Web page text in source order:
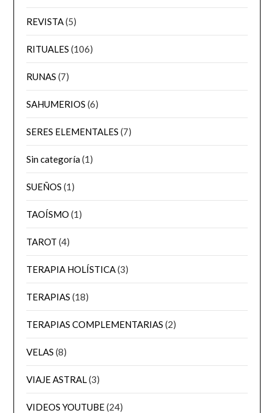
REVISTA(5)
RITUALES (106)
RUNAS (7)
SAHUMERIOS (6)
SERES ELEMENTALES (7)
Sin categoría(1)
SUEÑOS (1)
TAOÍSMO (1)
TAROT (4)
TERAPIA HOLÍSTICA(3)
TERAPIAS (18)
TERAPIAS COMPLEMENTARIAS (2)
VELAS (8)
VIAJE ASTRAL(3)
VIDEOS YOUTUBE(24)